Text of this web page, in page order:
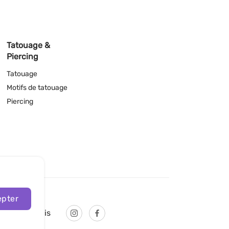
Tatouage &
Piercing
Tatouage
Motifs de tatouage
Piercing
Français